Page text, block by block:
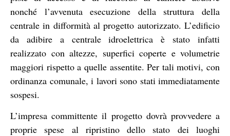
nonché l’avvenuta esecuzione della struttura della
centrale in difformità al progetto autorizzato. L’edificio
da adibire a centrale idroelettrica è stato infatti
realizzato con altezze, superfici coperte e volumetrie
maggiori rispetto a quelle assentite. Per tali motivi, con
ordinanza comunale, i lavori sono stati immediatamente
sospesi.
L’impresa committente il progetto dovrà provvedere a
proprie spese al ripristino dello stato dei luoghi